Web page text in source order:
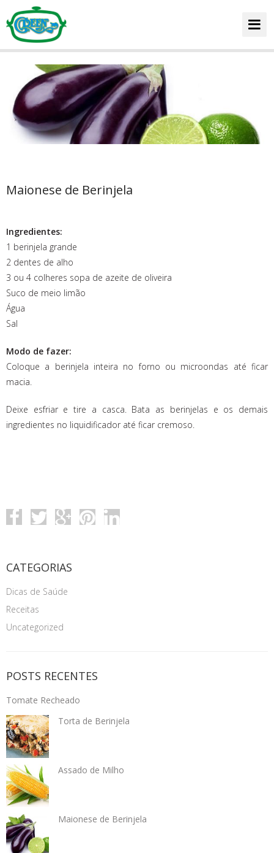
CARDÁPIO
Home
Maionese de Berinjela
Ingredientes:
1 berinjela grande
2 dentes de alho
3 ou 4 colheres sopa de azeite de oliveira
Suco de meio limão
Água
Sal
Modo de fazer:
Coloque a berinjela inteira no forno ou microondas até ficar
macia.
Deixe esfriar e tire a casca. Bata as berinjelas e os demais
ingredientes no liquidificador até ficar cremoso.
CATEGORIAS
Dicas de Saúde
Receitas
Uncategorized
POSTS RECENTES
Tomate Recheado
Torta de Berinjela
Assado de Milho
Maionese de Berinjela